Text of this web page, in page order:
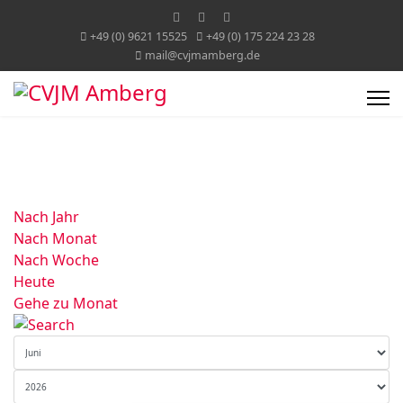
+49 (0) 9621 15525
+49 (0) 175 224 23 28
mail@cvjmamberg.de
Nach Jahr
Nach Monat
Nach Woche
Heute
Gehe zu Monat